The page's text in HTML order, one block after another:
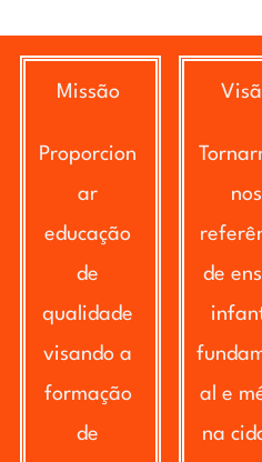
Missão
Proporcion
ar
educação
de
qualidade
visando a
formação
de
nos
de
al e
na